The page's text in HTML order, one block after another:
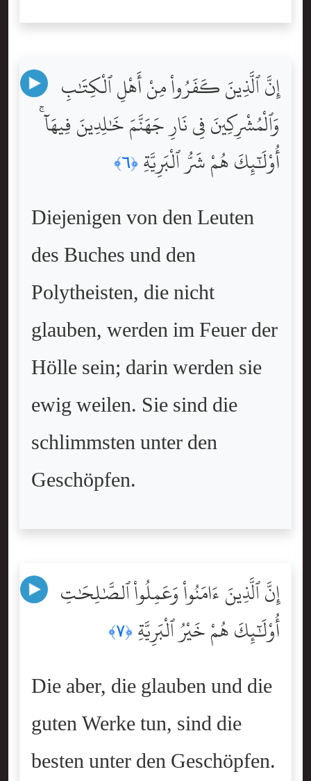
إِنَّ ٱلَّذِينَ كَفَرُواْ مِنْ أَهْلِ ٱلْكِتَٰبِ
وَٱلْمُشْرِكِينَ فِى نَارِ جَهَنَّمَ خَٰلِدِينَ فِيهَآ ۚ
أُوْلَٰٓئِكَ هُمْ شَرُّ ٱلْبَرِيَّةِ ﴿٦﴾
Diejenigen von den Leuten
des Buches und den
Polytheisten, die nicht
glauben, werden im Feuer der
Hölle sein; darin werden sie
ewig weilen. Sie sind die
schlimmsten unter den
Geschöpfen.
إِنَّ ٱلَّذِينَ ءَامَنُواْ وَعَمِلُواْ ٱلصَّٰلِحَٰتِ
أُوْلَٰٓئِكَ هُمْ خَيْرُ ٱلْبَرِيَّةِ ﴿٧﴾
Die aber, die glauben und die
guten Werke tun, sind die
besten unter den Geschöpfen.